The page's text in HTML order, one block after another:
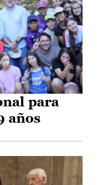
para
años